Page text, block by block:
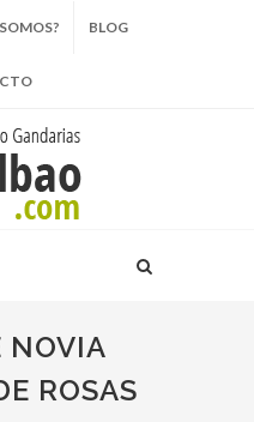
BLOG
NOVIA
ROSAS